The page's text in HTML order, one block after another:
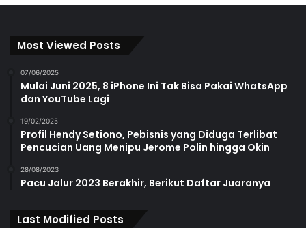
Most Viewed Posts
07/06/2025
Mulai Juni 2025, 8 iPhone Ini Tak Bisa Pakai WhatsApp
dan YouTube Lagi
19/02/2025
Profil Hendy Setiono, Pebisnis yang Diduga Terlibat
Pencucian Uang Menipu Jerome Polin hingga Okin
28/08/2023
Pacu Jalur 2023 Berakhir, Berikut Daftar Juaranya
Last Modified Posts